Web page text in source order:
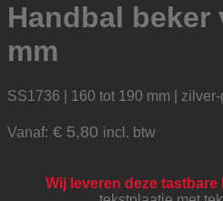
Handbal beker
mm
SS1736 | 160 tot 190 mm | zilver-
Vanaf: € 5,80 incl. btw
Wij leveren deze